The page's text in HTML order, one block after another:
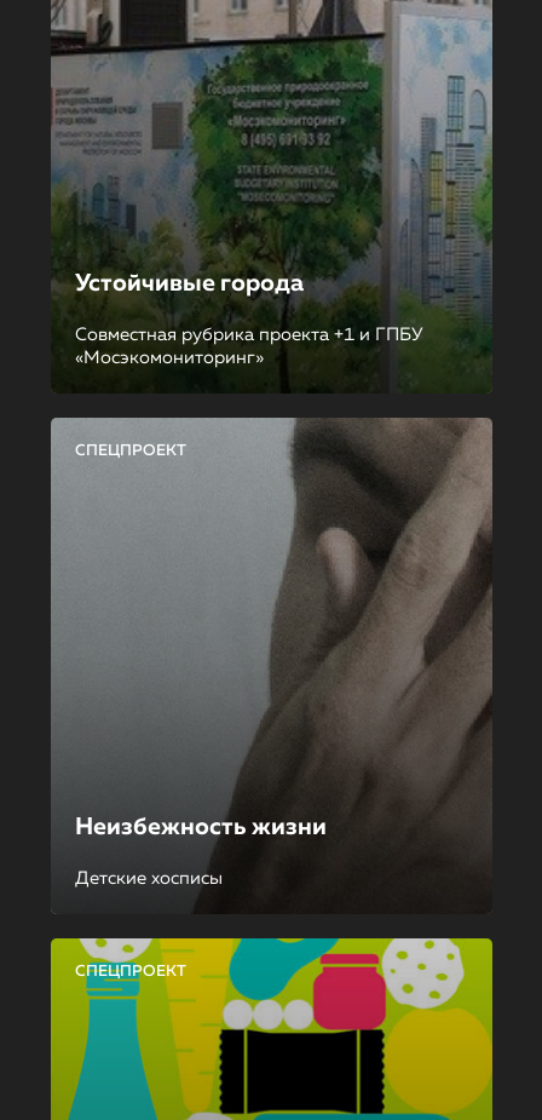
Устойчивые города
Совместная рубрика проекта +1 и ГПБУ
«Мосэкомониторинг»
СПЕЦПРОЕКТ
Неизбежность жизни
Детские хосписы
СПЕЦПРОЕКТ